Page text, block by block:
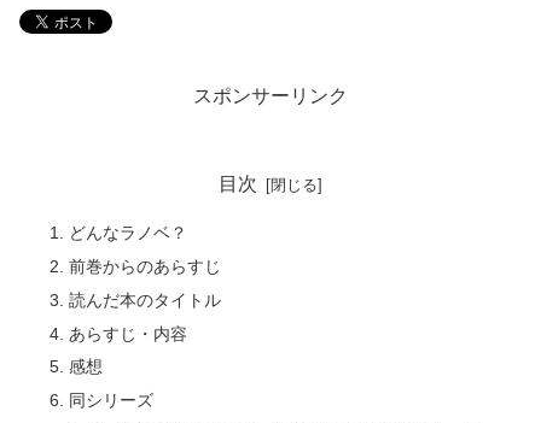
スポンサーリンク
目次
どんなラノベ？
前巻からのあらすじ
読んだ本のタイトル
あらすじ・内容
感想
同シリーズ